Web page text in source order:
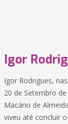
Igor
Igor Rodrigues,
20 de Setembro
Macário de
viveu até concluir